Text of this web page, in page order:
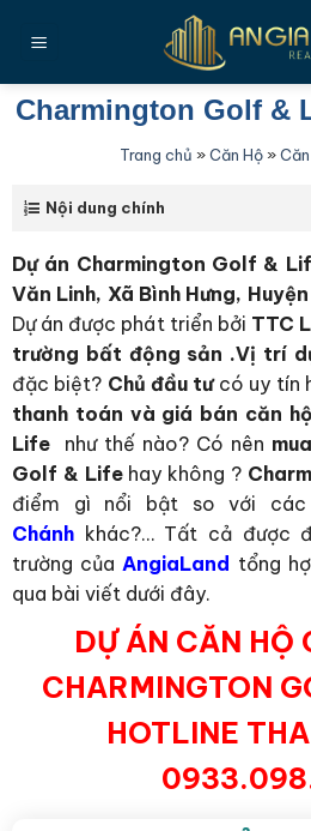
qua
dung
Charmington Golf &
Trang chủ »Căn Hộ»
Nội dung chính
Dự án Charmington Golf &
Văn Linh, Xã Bình Hưng,
Dự án được phát triển bởi TTC
trường bất động sản .Vị trí
đặc biệt? Chủ đầu tưcó uy tín
thanh toán và giá bán căn
Life
như thế nào? Có nên
Golf & Lifehay không ?
điểm gì nổi bật so với
Chánh khác?… Tất cả được
trường củaAngiaLand tổng
qua bài viết dưới đây.
DỰ ÁN CĂN HỘ
CHARMINGTON
HOTLINE